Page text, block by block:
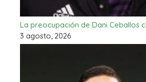
La preocupación de Dani Ceballos
3 agosto, 2026